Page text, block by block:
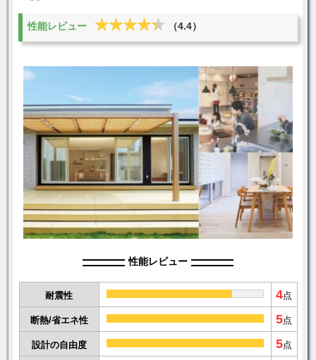
性能レビュー ★★★★★
★★★★★ （4.4）
性能レビュー
耐震性 4点
断熱/省エネ性 5点
設計の自由度 5点